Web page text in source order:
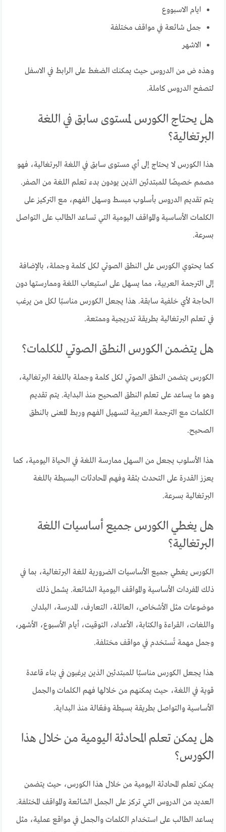
ايام الاسبووع
جمل شائعة في مواقف مختلفة
الاشهر
وهذه ض من الدروس حيث يمكنك الضغط على الرابط في الاسفل
لتصفح الدروس كاملة.
هل يحتاج الكورس لمستوى سابق في اللغة
البرتغالية؟
هذا الكورس لا يحتاج إلى أي مستوى سابق في اللغة البرتغالية، فهو
مصمم خصيصًا للمبتدئين الذين يودون بدء تعلم اللغة من الصفر.
يتم تقديم الدروس بأسلوب مبسط وسهل الفهم، مع التركيز على
الكلمات الأساسية والمواقف اليومية التي تساعد الطالب على التواصل
بسرعة.
كما يحتوي الكورس على النطق الصوتي لكل كلمة وجملة، بالإضافة
إلى الترجمة العربية، مما يسهل على استيعاب اللغة وممارستها دون
الحاجة لأي خلفية سابقة. هذا يجعل الكورس مناسبًا لكل من يرغب
في تعلم البرتغالية بطريقة تدريجية وممتعة.
هل يتضمن الكورس النطق الصوتي للكلمات؟
الكورس يتضمن النطق الصوتي لكل كلمة وجملة باللغة البرتغالية،
وهو ما يساعد على تعلم النطق الصحيح منذ البداية. يتم تقديم
الكلمات مع الترجمة العربية لتسهيل الفهم وربط المعنى بالنطق
الصحيح.
هذا الأسلوب يجعل من السهل ممارسة اللغة في الحياة اليومية، كما
يعزز القدرة على التحدث بثقة وفهم المحادثات البسيطة باللغة
البرتغالية بسرعة.
هل يغطي الكورس جميع أساسيات اللغة
البرتغالية؟
الكورس يغطي جميع الأساسيات الضرورية للغة البرتغالية، بما في
ذلك المفردات الأساسية والمواقف اليومية الشائعة. يشمل ذلك
موضوعات مثل الأشخاص، العائلة، التعارف، المدرسة، البلدان
واللغات، القراءة والكتابة، الأعداد، التوقيت، أيام الأسبوع، الأشهر،
وجمل مهمة تُستخدم في مواقف مختلفة.
هذا يجعل الكورس مناسبًا للمبتدئين الذين يرغبون في بناء قاعدة
قوية في اللغة، حيث يمكنهم من خلالها فهم الكلمات والجمل
الأساسية والتواصل بطريقة بسيطة وفعّالة منذ البداية.
هل يمكن تعلم المحادثة اليومية من خلال هذا
الكورس؟
يمكن تعلم المحادثة اليومية من خلال هذا الكورس، حيث يتضمن
العديد من الدروس التي تركز على الجمل الشائعة والمواقف المختلفة.
يساعد الطالب على استخدام الكلمات والجمل في مواقع عملية، مثل